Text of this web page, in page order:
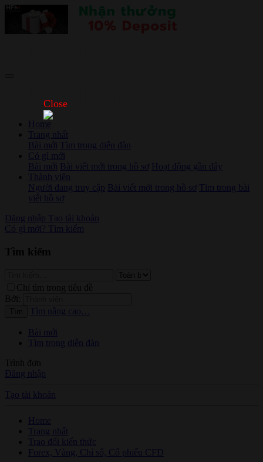
Home
Trang nhất
Bài mới
Tìm trong diễn đàn
Có gì mới
Bài mới Bài viết mới trong hồ sơ Hoạt động gần đây
Thành viên
Người đang truy cập Bài viết mới trong hồ sơ Tìm trong bài
viết hồ sơ
Đăng nhập Tạo tài khoản
Có gì mới? Tìm kiếm
Tìm kiếm
Chỉ tìm trong tiêu đề
Bởi:
Tìm nâng cao…
Bài mới
Tìm trong diễn đàn
Trình đơn
Đăng nhập
Tạo tài khoản
Home
Trang nhất
Trao đổi kiến thức
Forex, Vàng, Chỉ số, Cổ phiếu CFD
Close